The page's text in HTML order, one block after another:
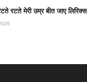
रटते मेरी उम्र बीत जाए लिरिक्स